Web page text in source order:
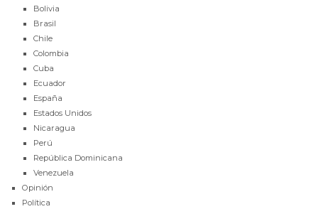
Bolivia
Brasil
Chile
Colombia
Cuba
Ecuador
España
Estados Unidos
Nicaragua
Perú
República Dominicana
Venezuela
Opinión
Política